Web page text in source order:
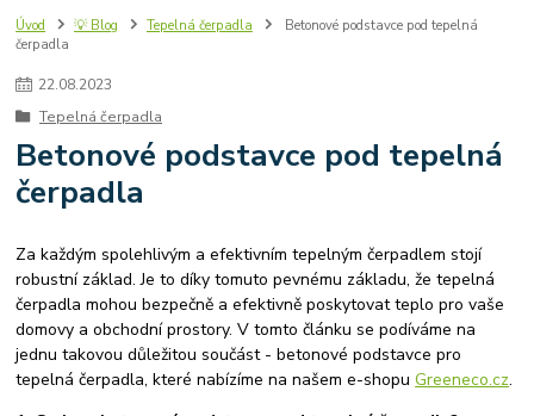
kotle na uhlí
kotle na pelety
instalace tepelných čerpadel
uhlíkové fólie
infrapanel
tepelná čerpadla ehpa
tepelné čerpadlo certifikováno v SZU Brno
Tepelné čerpadlo R290
ekologické kotle
5. emisní třída kotle po 2024
starý kotel za nový
tepelná čerpadla
kotle na biomasu instalace
montáž kotlů
výměna kotle
instalace podlahového vytápění
teplovodní podlahové topení
montáž podlahového vytápění
instalace elektrického podlahového vytápění
Úvod 💡 Blog Tepelná čerpadla
Betonové podstavce pod tepelná
čerpadla
22.08.2023
Tepelná čerpadla
Betonové podstavce pod tepelná
čerpadla
Za každým spolehlivým a efektivním tepelným čerpadlem stojí
robustní základ. Je to díky tomuto pevnému základu, že tepelná
čerpadla mohou bezpečně a efektivně poskytovat teplo pro vaše
domovy a obchodní prostory. V tomto článku se podíváme na
jednu takovou důležitou součást - betonové podstavce pro
tepelná čerpadla, které nabízíme na našem e-shopuGreeneco.cz.